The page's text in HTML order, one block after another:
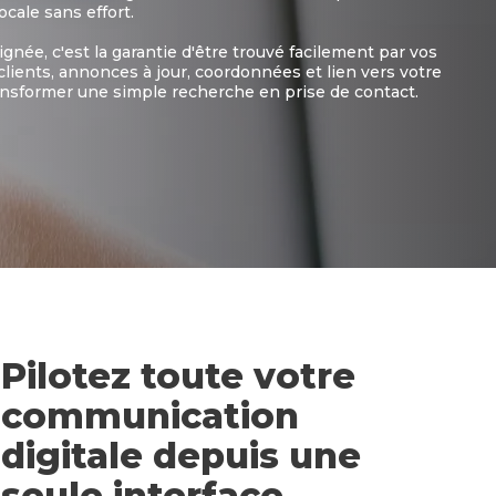
sans effort.
c'est la garantie d'être trouvé facilement par vos
annonces à jour, coordonnées et lien vers votre
une simple recherche en prise de contact.
Pilotez toute votre
communication
digitale depuis une